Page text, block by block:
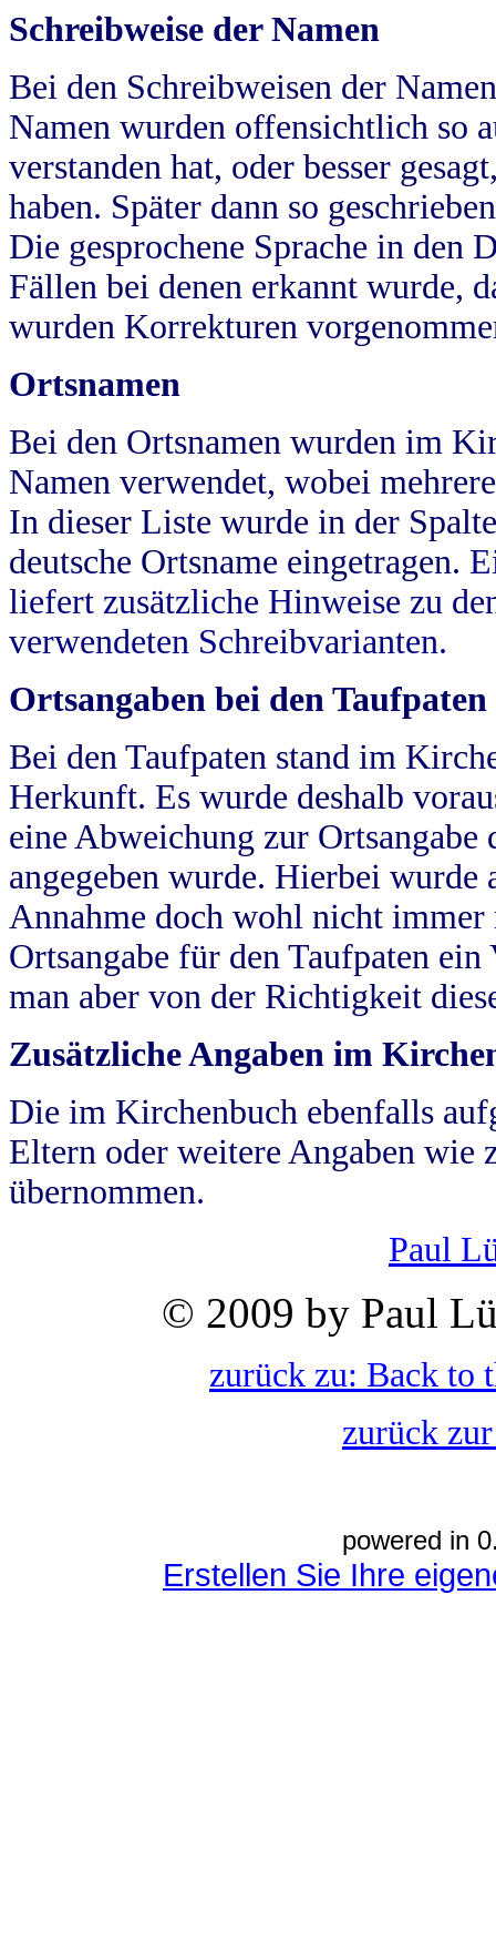
Schreibweise der Namen
Bei den Schreibweisen der
Namen wurden offensichtlich so
verstanden hat, oder besser
haben. Später dann so
Die gesprochene Sprache in
Fällen bei denen erkannt wurde,
wurden Korrekturen
Ortsnamen
Bei den Ortsnamen wurden im
Namen verwendet, wobei
In dieser Liste wurde in der
deutsche Ortsname eingetragen.
liefert zusätzliche Hinweise zu
verwendeten Schreibvarianten.
Ortsangaben bei den Taufpaten
Bei den Taufpaten stand im
Herkunft. Es wurde deshalb
eine Abweichung zur
angegeben wurde. Hierbei wurde
Annahme doch wohl nicht
Ortsangabe für den Taufpaten
man aber von der Richtigkeit
Zusätzliche Angaben im
Die im Kirchenbuch ebenfalls
Eltern oder weitere Angaben wie
übernommen.
Paul
© 2009 by Paul
zurück zu: Back to
zurück
powered in
Erstellen Sie Ihre